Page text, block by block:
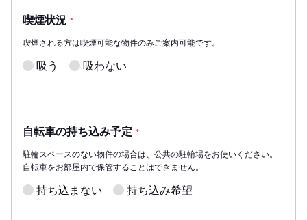
喫煙状況 *
喫煙される方は喫煙可能な物件のみご案内可能です。
吸う 吸わない
自転車の持ち込み予定 *
駐輪スペースのない物件の場合は、公共の駐輪場をお使いください。
自転車をお部屋内で保管することはできません。
持ち込まない 持ち込み希望